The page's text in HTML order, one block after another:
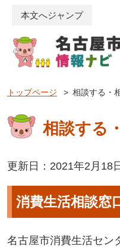
本文へジャンプ
トップページ > 相談する・
相談する
更新日：2021年2月18
消費生活相談窓
名古屋市消費生活セン